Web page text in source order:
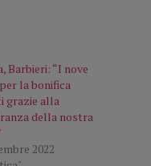
Barbieri: “I nove
la bonifica
grazie alla
della nostra
2022